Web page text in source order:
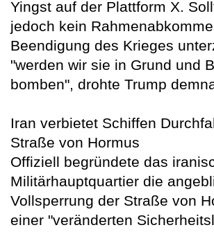
Yingst auf der Plattform X.
jedoch kein
Beendigung des Krieges
"werden wir sie in Grund und
bomben", drohte Trump
Iran verbietet Schiffen
Straße von Hormus
Offiziell begründete das
Militärhauptquartier die
Vollsperrung der Straße von
einer "veränderten